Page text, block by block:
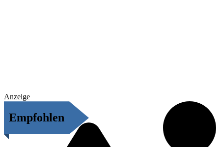
Anzeige
Empfohlen